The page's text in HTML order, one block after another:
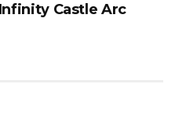
Castle Arc